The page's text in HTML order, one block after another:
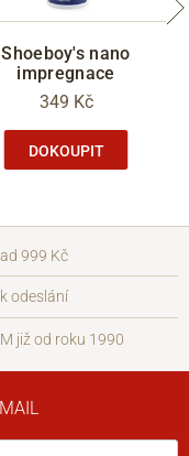
Shoeboy's nano
impregnace
349 Kč
DOKOUPIT
999 Kč
odeslání
již od roku 1990